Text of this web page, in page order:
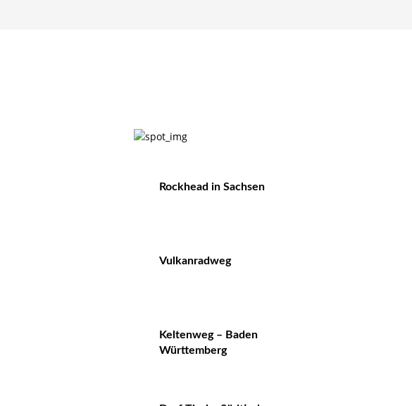
Rockhead in Sachsen
Vulkanradweg
Keltenweg – Baden
Württemberg